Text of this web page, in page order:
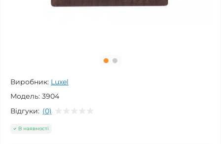
Виробник: Luxel
Модель: 3904
Відгуки: (0)
В наявності